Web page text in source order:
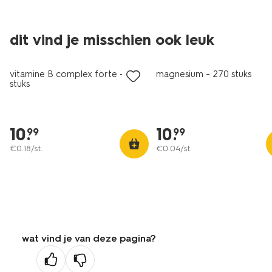
dit vind je misschien ook leuk
vitamine B complex forte - 60
stuks
10.
99
€0.18/st.
vegan
magnesium - 270 stuks
10.
99
€0.04/st.
wat vind je van deze pagina?